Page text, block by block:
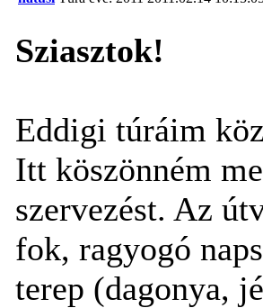
Sziasztok!
Eddigi túráim
Itt köszönném
szervezést. Az
fok, ragyogó
terep (dagonya,